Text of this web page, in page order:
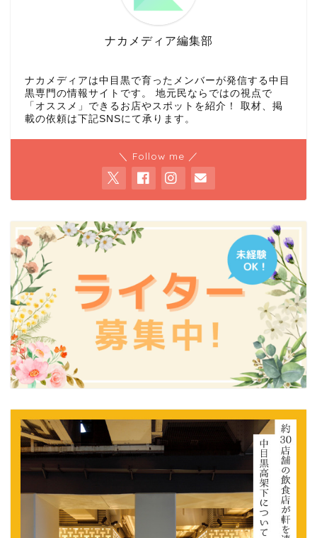
ナカメディア編集部
ナカメディアは中目黒で育ったメンバーが発信する中目
黒専門の情報サイトです。 地元民ならではの視点で
「オススメ」できるお店やスポットを紹介！ 取材、掲
載の依頼は下記SNSにて承ります。
＼ Follow me ／